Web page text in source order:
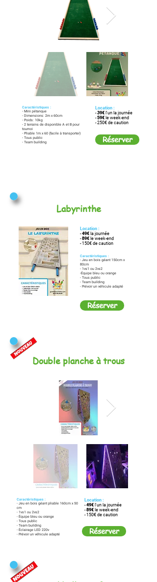
Caractéristiques :
- Mini pétanque
- Dimensions: 2m x 60cm
- Poids: 10kg
- 2 terrains de disponible A et B pour
tournoi
- Pliable 1m x 60 (facile à transporter)
- Tous public
- Team building
Location :
-39€ l'un la journée
-59€ le week-end
- 250€ de caution
Réserver
Labyrinthe
Location :
-49€ la journée
-89€ le week-end
- 150€ de caution
Caractéristiques :
- Jeu en bois géant 150cm x
80cm
- 1vs1 ou 2vs2
-Équipe bleu ou orange
- Tous public
- Team building
- Prévoir un véhicule adapté
Réserver
Double planche à trous
Caractéristiques :
- Jeu en bois géant pliable 160cm x 50
cm
- 1vs1 ou 2vs2
- Équipe bleu ou orange
- Tous public
- Team building
- Éclairage LED 220v
- Prévoir un véhicule adapté
Location :
-49€ l'un la journée
-89€ le week-end
- 150€ de caution
Réserver